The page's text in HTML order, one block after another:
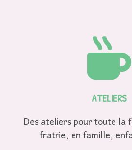

ATELIERS
Des atelierspour toute la
fratrie, en famille,